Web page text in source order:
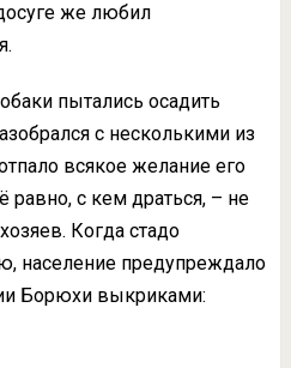
же любил
пытались осадить
с несколькими из
всякое желание его
равно, с кем драться, – не
Когда стадо
население предупреждало
Борюхи выкриками: